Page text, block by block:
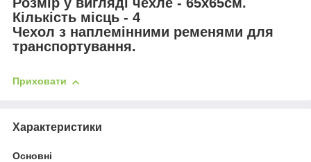
Кількість місць - 4
Чехол з наплемінними ременями для
транспортування.
Приховати
Характеристики
Основні